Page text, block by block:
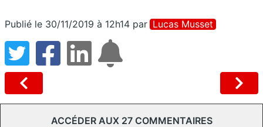
Publié le 30/11/2019 à 12h14 par Lucas Musset
ACCÉDER AUX 27 COMMENTAIRES